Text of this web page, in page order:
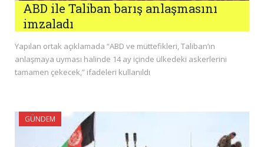
ABD ile Taliban barış anlaşmasını
imzaladı
Yapılan ortak açıklamada “ABD ve müttefikleri, Taliban’ın
anlaşmaya uyması halinde 14 ay içinde ülkedeki askerlerini
tamamen çekecek,” ifadeleri kullanıldı
GÜNDEM